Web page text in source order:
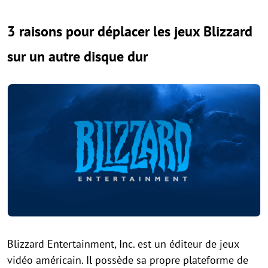
3 raisons pour déplacer les jeux Blizzard
sur un autre disque dur
Blizzard Entertainment, Inc. est un éditeur de jeux
vidéo américain. Il possède sa propre plateforme de